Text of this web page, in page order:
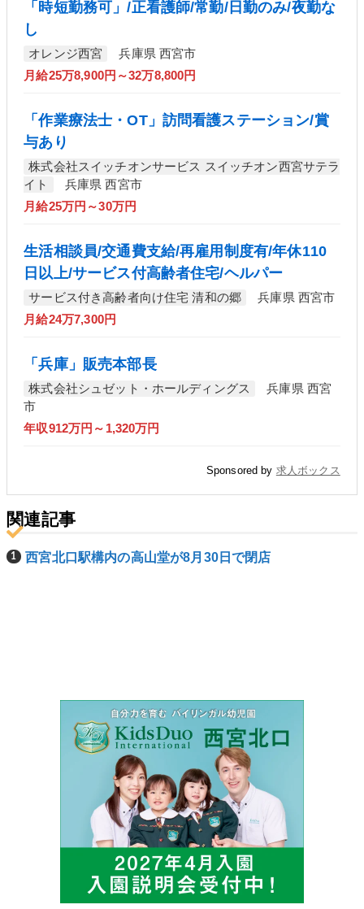
「時短勤務可」/正看護師/常勤/日勤のみ/夜勤な
し
オレンジ西宮
兵庫県 西宮市
月給25万8,900円～32万8,800円
「作業療法士・OT」訪問看護ステーション/賞
与あり
株式会社スイッチオンサービス スイッチオン西宮サテラ
イト
兵庫県 西宮市
月給25万円～30万円
生活相談員/交通費支給/再雇用制度有/年休110
日以上/サービス付高齢者住宅/ヘルパー
サービス付き高齢者向け住宅 清和の郷
兵庫県 西宮市
月給24万7,300円
「兵庫」販売本部長
株式会社シュゼット・ホールディングス
兵庫県 西宮
市
年収912万円～1,320万円
Sponsored by 求人ボックス
関連記事
西宮北口駅構内の高山堂が8月30日で閉店